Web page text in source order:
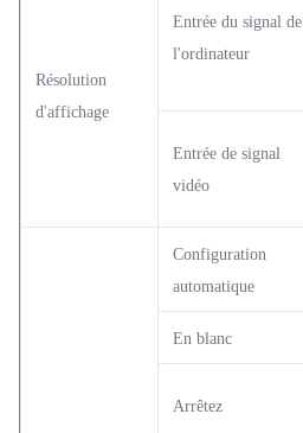
Résolution
d'affichage
Entrée du signal de
l'ordinateur
Entrée de signal
vidéo
Configuration
automatique
En blanc
Arrêtez